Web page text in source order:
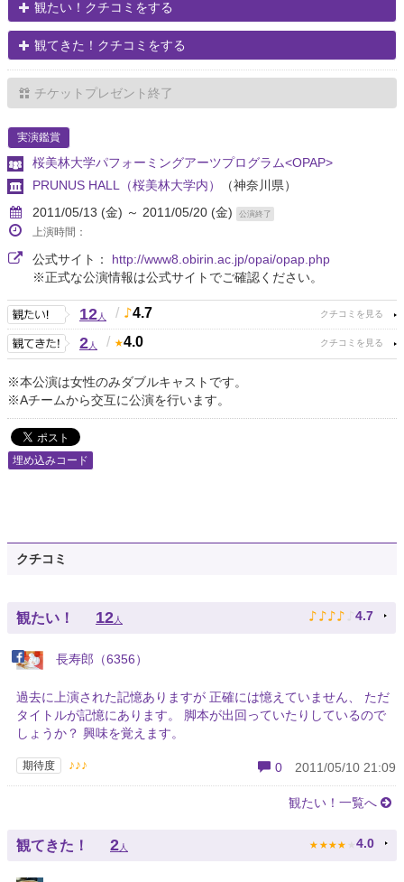
観たい！クチコミをする
観てきた！クチコミをする
チケットプレゼント終了
実演鑑賞
桜美林大学パフォーミングアーツプログラム<OPAP>
PRUNUS HALL（桜美林大学内）
（神奈川県）
2011/05/13 (金) ～ 2011/05/20 (金)
公演終了
上演時間：
公式サイト： http://www8.obirin.ac.jp/opai/opap.php
※正式な公演情報は公式サイトでご確認ください。
12人 / 4.7
2人 / 4.0
※本公演は女性のみダブルキャストです。
※Aチームから交互に公演を行います。
埋め込みコード
クチコミ
観たい！ 12人 ♪ ♪ ♪ ♪ ♪ 4.7
長寿郎（6356）
過去に上演された記憶ありますが 正確には憶えていません、 ただ
タイトルが記憶にあります。 脚本が出回っていたりしているので
しょうか？ 興味を覚えます。
期待度 ♪♪♪ 0 2011/05/10 21:09
観たい！一覧へ
観てきた！ 2 人 ★ ★ ★ ★ ★ 4.0